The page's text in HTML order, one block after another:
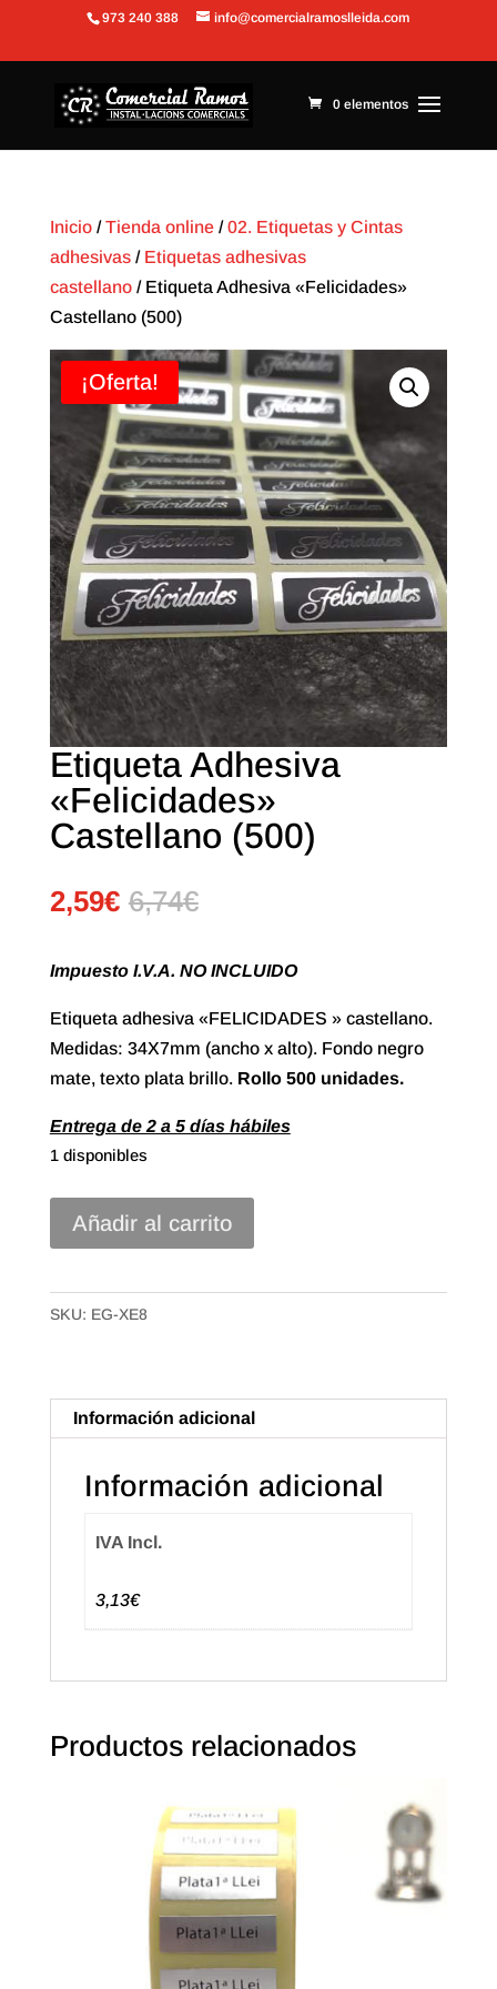
Abrir barra de herramientas
973 240 388 info@comercialramoslleida.com
0 elementos
Inicio/Tienda online/02. Etiquetas y Cintas
adhesivas/ Etiquetas adhesivas
castellano/ Etiqueta Adhesiva «Felicidades»
Castellano (500)
¡Oferta!
Etiqueta Adhesiva
«Felicidades»
Castellano (500)
2,59€ 6,74€
Impuesto I.V.A. NO INCLUIDO
Etiqueta adhesiva «FELICIDADES » castellano.
Medidas: 34X7mm (ancho x alto). Fondo negro
mate, texto plata brillo. Rollo 500 unidades.
Entrega de 2 a 5 días hábiles
1 disponibles
Etiqueta
Añadir al carrito
SKU: EG-XE8
Información adicional
Información adicional
IVA Incl.
3,13€
Productos relacionados